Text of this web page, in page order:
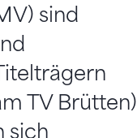
sind
TV Brütten)
sich